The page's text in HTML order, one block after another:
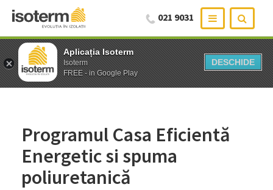
Aplicația Isoterm
Isoterm
FREE - in Google Play
DESCHIDE
Aplicația Isoterm
Isoterm
FREE - in Google Play
DESCHIDE
021 9031
Programul Casa Eficientă
Energetic si spuma
poliuretanică